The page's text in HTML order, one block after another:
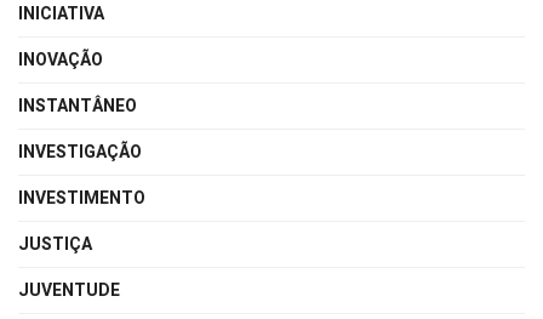
INICIATIVA
INOVAÇÃO
INSTANTÂNEO
INVESTIGAÇÃO
INVESTIMENTO
JUSTIÇA
JUVENTUDE